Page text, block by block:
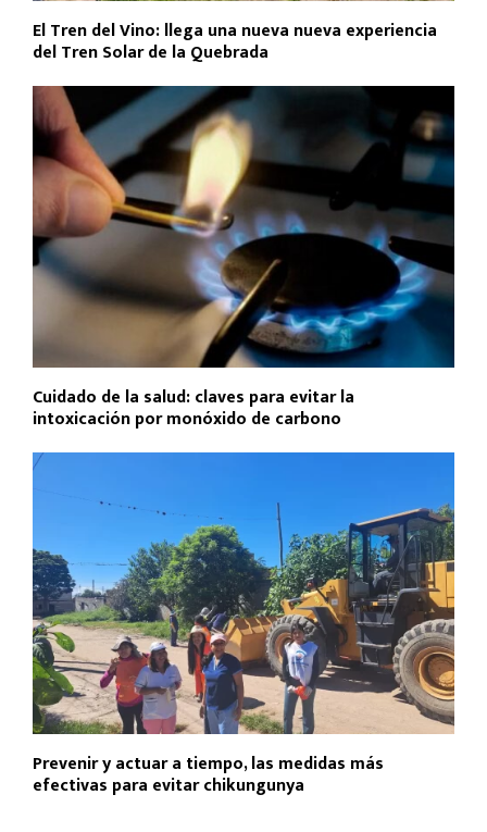
El Tren del Vino: llega una nueva nueva experiencia
del Tren Solar de la Quebrada
Cuidado de la salud: claves para evitar la
intoxicación por monóxido de carbono
Prevenir y actuar a tiempo, las medidas más
efectivas para evitar chikungunya